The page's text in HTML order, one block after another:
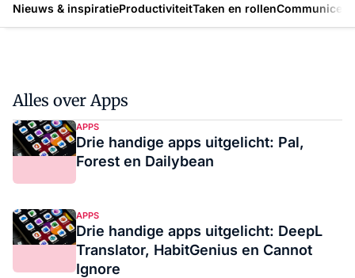
Nieuws & inspiratieProductiviteitTaken en rollen
Alles over Apps
APPS
Drie handige apps uitgelicht: Pal,
Forest en Dailybean
APPS
Drie handige apps uitgelicht: DeepL
Translator, HabitGenius en Cannot
Ignore